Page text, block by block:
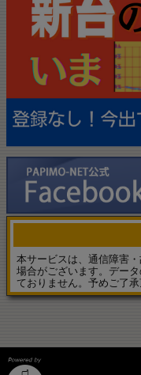
本サービスは、通信障害
場合がございます。デー
ておりません。予めご了承